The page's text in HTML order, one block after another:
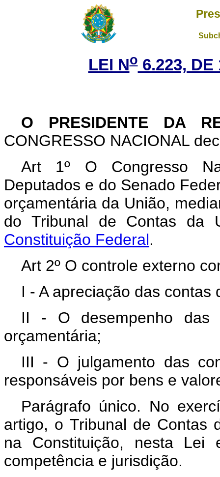
LEI No6.223, DE
O PRESIDENTE DA
CONGRESSO NACIONAL
Art 1º O Congresso
Deputados e do Senado
orçamentária da União,
do Tribunal de Contas
Constituição Federal.
Art 2º O controle externo
I - A apreciação das
II - O desempenho das
orçamentária;
III - O julgamento das
responsáveis por bens e
Parágrafo único. No
artigo, o Tribunal de Contas
na Constituição, nesta Lei
competência e jurisdição.